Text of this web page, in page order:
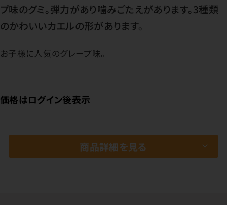
プ味のグミ。弾力があり噛みごたえがあります。3種類
のかわいいカエルの形があります。
お子様に人気のグレープ味。
価格はログイン後表示
商品詳細を見る